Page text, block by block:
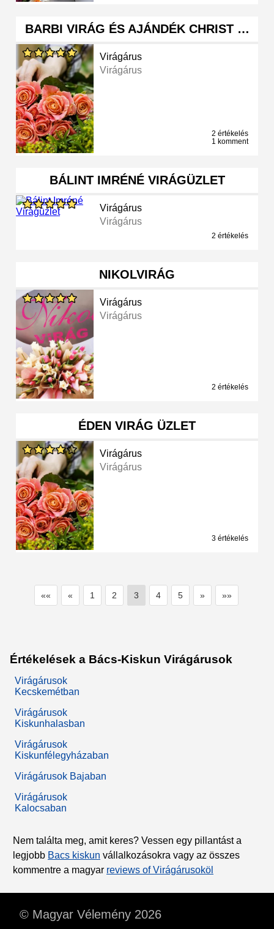
BARBI VIRÁG ÉS AJÁNDÉK CHRIST …
Virágárus
Virágárus
2 értékelés
1 komment
BÁLINT IMRÉNÉ VIRÁGÜZLET
Virágárus
Virágárus
2 értékelés
NIKOLVIRÁG
Virágárus
Virágárus
2 értékelés
ÉDEN VIRÁG ÜZLET
Virágárus
Virágárus
3 értékelés
«« « 1 2 3 4 5 » »»
Értékelések a Bács-Kiskun Virágárusok
Virágárusok
Kecskemétban
Virágárusok
Kiskunhalasban
Virágárusok
Kiskunfélegyházaban
Virágárusok Bajaban
Virágárusok
Kalocsaban
Nem találta meg, amit keres? Vessen egy pillantást a
legjobb Bacs kiskun vállalkozásokra vagy az összes
kommentre a magyar reviews of Virágárusoköl
© Magyar Vélemény 2026